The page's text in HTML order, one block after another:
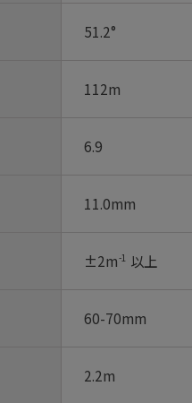
51.2°
112m
6.9
11.0mm
±2m-1 以上
60-70mm
2.2m